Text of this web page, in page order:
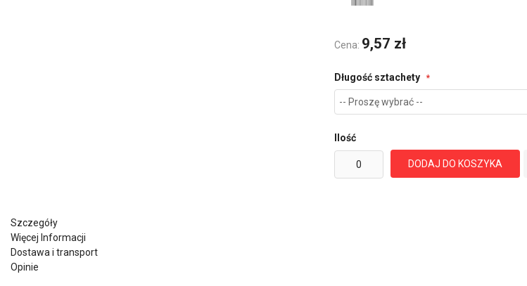
Cena: 9,57 zł
Długość sztachety
Ilość
DODAJ DO KOSZYKA
Szczegóły
Więcej Informacji
Dostawa i transport
Opinie